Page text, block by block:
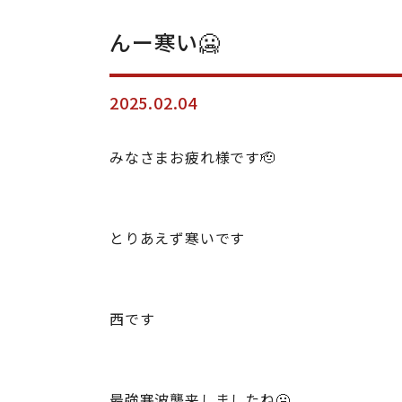
んー寒い🥶
2025.02.04
みなさまお疲れ様です🫡
とりあえず寒いです
西です